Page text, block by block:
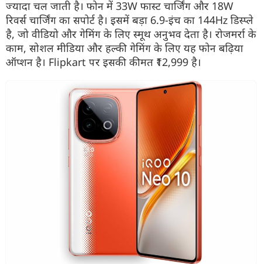
ज्यादा चल जाती है। फोन में 33W फास्ट चार्जिंग और 18W
रिवर्स चार्जिंग का सपोर्ट है। इसमें बड़ा 6.9-इंच का 144Hz डिस्प्ले
है, जो वीडियो और गेमिंग के लिए स्मूथ अनुभव देता है। रोजमर्रा के
काम, सोशल मीडिया और हल्की गेमिंग के लिए यह फोन बढ़िया
ऑप्शन है। Flipkart पर इसकी कीमत ₹12,999 है।